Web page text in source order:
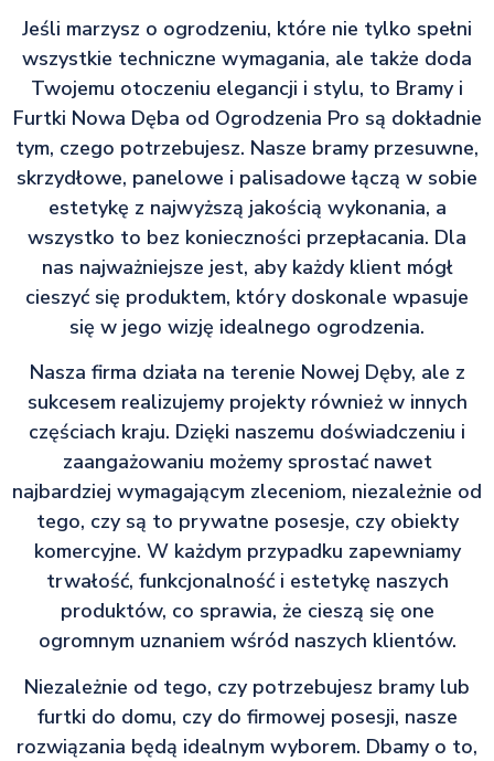
Jeśli marzysz o ogrodzeniu, które nie tylko spełni
wszystkie techniczne wymagania, ale także doda
Twojemu otoczeniu elegancji i stylu, to Bramy i
Furtki Nowa Dęba od Ogrodzenia Pro są dokładnie
tym, czego potrzebujesz. Nasze bramy przesuwne,
skrzydłowe, panelowe i palisadowe łączą w sobie
estetykę z najwyższą jakością wykonania, a
wszystko to bez konieczności przepłacania. Dla
nas najważniejsze jest, aby każdy klient mógł
cieszyć się produktem, który doskonale wpasuje
się w jego wizję idealnego ogrodzenia.
Nasza firma działa na terenie Nowej Dęby, ale z
sukcesem realizujemy projekty również w innych
częściach kraju. Dzięki naszemu doświadczeniu i
zaangażowaniu możemy sprostać nawet
najbardziej wymagającym zleceniom, niezależnie od
tego, czy są to prywatne posesje, czy obiekty
komercyjne. W każdym przypadku zapewniamy
trwałość, funkcjonalność i estetykę naszych
produktów, co sprawia, że cieszą się one
ogromnym uznaniem wśród naszych klientów.
Niezależnie od tego, czy potrzebujesz bramy lub
furtki do domu, czy do firmowej posesji, nasze
rozwiązania będą idealnym wyborem. Dbamy o to,